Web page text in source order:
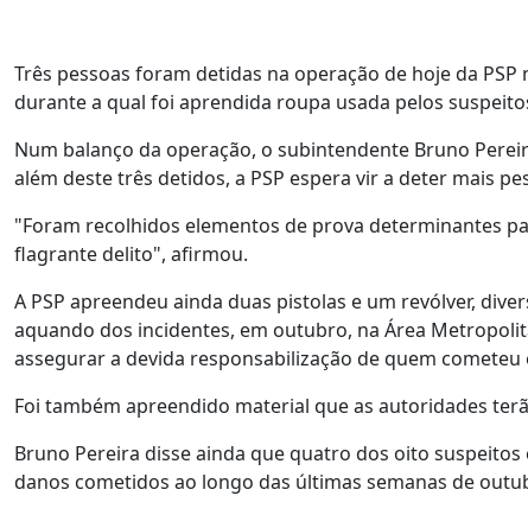
Três pessoas foram detidas na operação de hoje da
durante a qual foi aprendida roupa usada pelos
Num balanço da operação, o subintendente Bruno
além deste três detidos, a PSP espera vir a deter mais
"Foram recolhidos elementos de prova determinantes
flagrante delito", afirmou.
A PSP apreendeu ainda duas pistolas e um revólver,
aquando dos incidentes, em outubro, na Área
assegurar a devida responsabilização de quem cometeu
Foi também apreendido material que as autoridades
Bruno Pereira disse ainda que quatro dos oito
danos cometidos ao longo das últimas semanas de